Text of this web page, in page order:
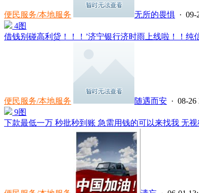
便民服务/本地服务 无所的畏惧 · 09-
4图
借钱别碰高利贷！！！’济宁银行济时雨上线啦！！纯
便民服务/本地服务 随遇而安 · 08-26
9图
下款最低一万 秒批秒到账 急需用钱的可以来找我 无